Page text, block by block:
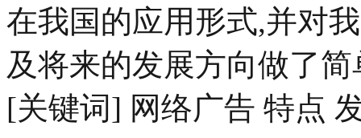
在我国的应用形式,并对
及将来的发展方向做了
[关键词] 网络广告 特点